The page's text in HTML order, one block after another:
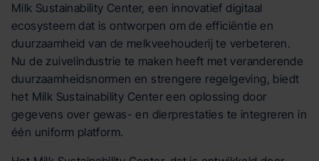
Milk Sustainability Center, een innovatief digitaal
ecosysteem dat is ontworpen om de efficiëntie en
duurzaamheid van de melkveehouderij te verbeteren.
Nu de zuivelindustrie te maken heeft met veranderende
duurzaamheidsnormen en strengere regelgeving, biedt
het Milk Sustainability Center een oplossing door
gegevens over gewas- en dierprestaties te integreren in
één uniform platform.